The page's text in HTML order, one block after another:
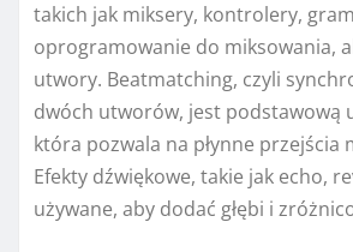
takich jak miksery, kontrolery,
oprogramowanie do miksowania,
utwory. Beatmatching, czyli
dwóch utworów, jest podstawową
która pozwala na płynne przejścia
Efekty dźwiękowe, takie jak echo,
używane, aby dodać głębi i